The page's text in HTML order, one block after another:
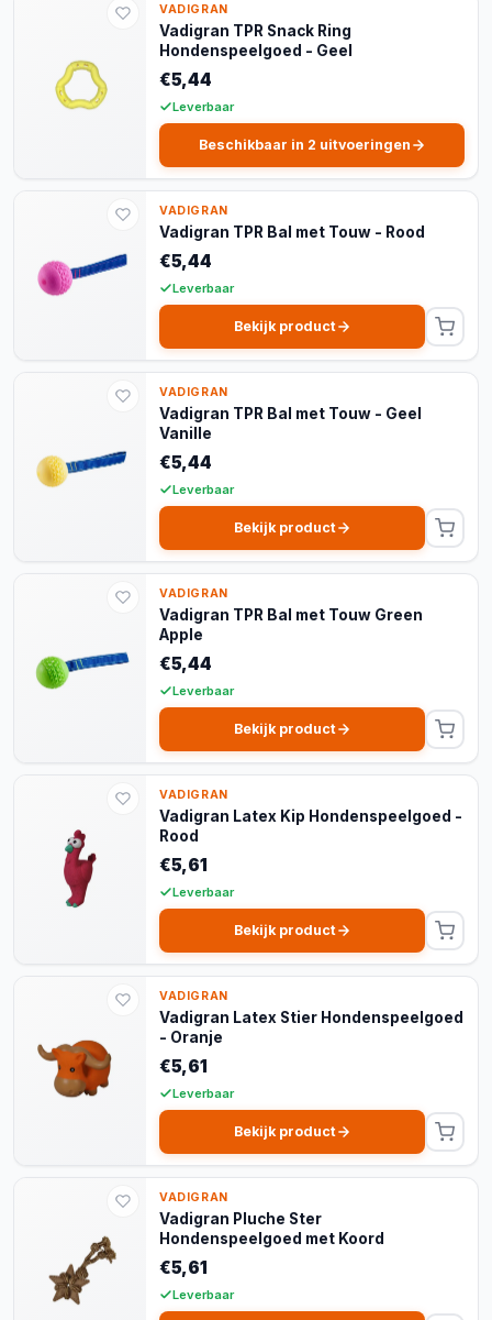
VADIGRAN
Vadigran TPR Snack Ring
Hondenspeelgoed - Geel
€5,44
Leverbaar
Beschikbaar in 2 uitvoeringen
VADIGRAN
Vadigran TPR Bal met Touw - Rood
€5,44
Leverbaar
Bekijk product
VADIGRAN
Vadigran TPR Bal met Touw - Geel
Vanille
€5,44
Leverbaar
Bekijk product
VADIGRAN
Vadigran TPR Bal met Touw Green
Apple
€5,44
Leverbaar
Bekijk product
VADIGRAN
Vadigran Latex Kip Hondenspeelgoed -
Rood
€5,61
Leverbaar
Bekijk product
VADIGRAN
Vadigran Latex Stier Hondenspeelgoed
- Oranje
€5,61
Leverbaar
Bekijk product
VADIGRAN
Vadigran Pluche Ster
Hondenspeelgoed met Koord
€5,61
Leverbaar